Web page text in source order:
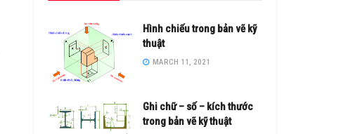
Hình chiếu trong bản vẽ kỹ
thuật
MARCH 11, 2021
Ghi chữ – số – kích thước
trong bản vẽ kỹ thuật